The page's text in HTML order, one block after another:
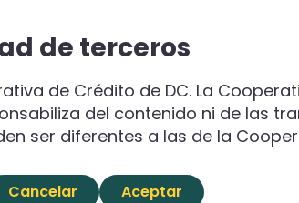
sucursal
de la membresía
patrimonial
de impuestos
de terceros
de Crédito de DC. La
del contenido ni de las
ser diferentes a las de la
Cancelar Aceptar